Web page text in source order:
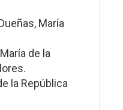
María
de la
la República